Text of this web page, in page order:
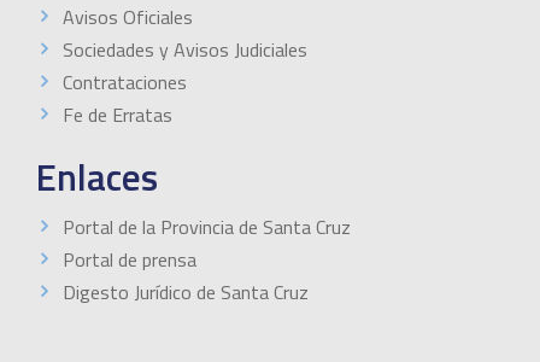
Avisos Oficiales
Sociedades y Avisos Judiciales
Contrataciones
Fe de Erratas
Enlaces
Portal de la Provincia de Santa Cruz
Portal de prensa
Digesto Jurídico de Santa Cruz